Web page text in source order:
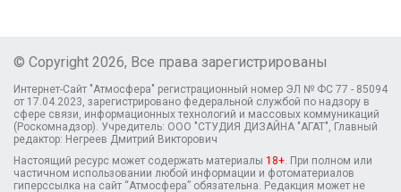
© Copyright 2026, Все права зарегистрированы
Интернет-Сайт "Атмосфера" регистрационный номер ЭЛ № ФС 77 - 85094
от 17.04.2023, зарегистрировано федеральной службой по надзору в
сфере связи, информационных технологий и массовых коммуникаций
(Роскомнадзор). Учредитель: ООО "СТУДИЯ ДИЗАЙНА "АГАТ", Главный
редактор: Негреев Дмитрий Викторович
Настоящий ресурс может содержать материалы 18+ . При полном или
частичном использовании любой информации и фотоматериалов
гиперссылка на сайт “Атмосфера” обязательна. Редакция может не